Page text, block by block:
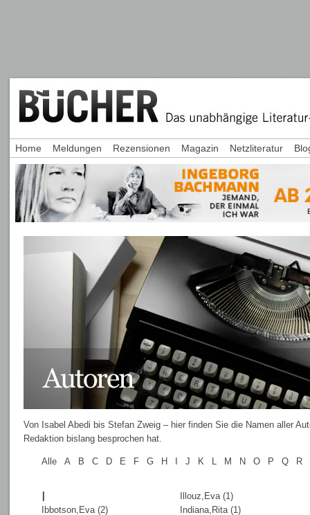
Von Isabel Abedi bis Stefan Zweig – hier finden Sie die Namen aller
Redaktion bislang besprochen hat.
Alle A B C D E F G H J K L M N O P Q R
I
Ibbotson,Eva (2)
Illouz,Eva (1)
Indiana,Rita (1)
Home Meldungen Rezensionen Magazin Netzliteratur